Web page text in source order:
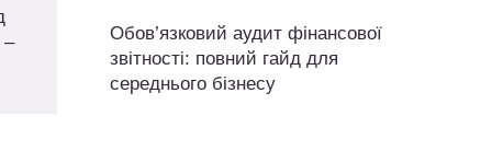
–
Обов’язковий аудит фінансової
звітності: повний гайд для
середнього бізнесу